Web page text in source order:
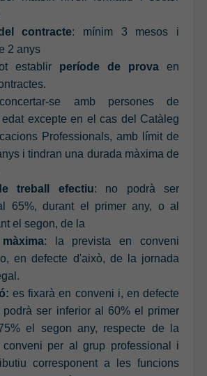
contracte: mínim 3 mesos i
2 anys
establir període de prova en
se amb persones de
excepte en el cas del Catàleg
Professionals, amb límit de
i tindran una durada màxima de
treball efectiu: no podrà ser
65%, durant el primer any, o al
el segon, de la
: la prevista en conveni
en defecte d'això, de la jornada
es fixarà en conveni i, en defecte
podrà ser inferior al 60% el primer
el segon any, respecte de la
per al grup professional i
corresponent a les funcions